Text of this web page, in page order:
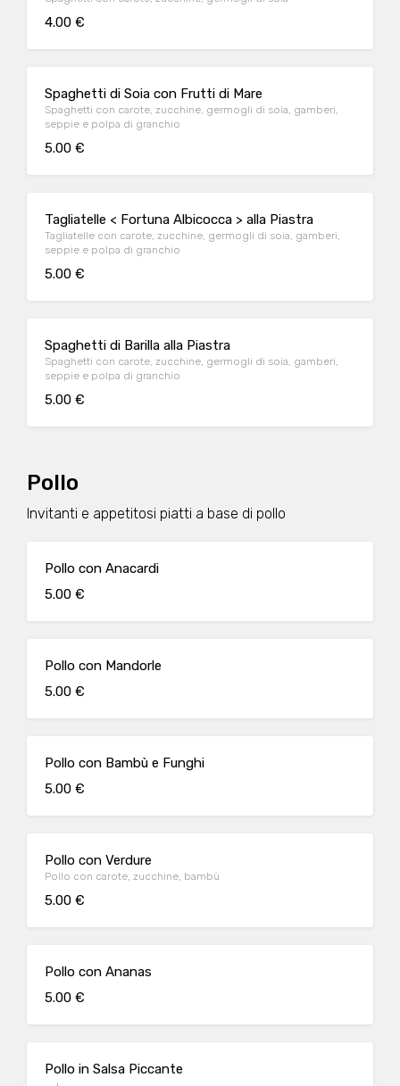
4.00 €
Spaghetti di Soia con Frutti di Mare
Spaghetti con carote, zucchine, germogli di soia, gamberi,
seppie e polpa di granchio
5.00 €
Tagliatelle < Fortuna Albicocca > alla Piastra
Tagliatelle con carote, zucchine, germogli di soia, gamberi,
seppie e polpa di granchio
5.00 €
Spaghetti di Barilla alla Piastra
Spaghetti con carote, zucchine, germogli di soia, gamberi,
seppie e polpa di granchio
5.00 €
Pollo
Invitanti e appetitosi piatti a base di pollo
Pollo con Anacardi
5.00 €
Pollo con Mandorle
5.00 €
Pollo con Bambù e Funghi
5.00 €
Pollo con Verdure
Pollo con carote, zucchine, bambù
5.00 €
Pollo con Ananas
5.00 €
Pollo in Salsa Piccante